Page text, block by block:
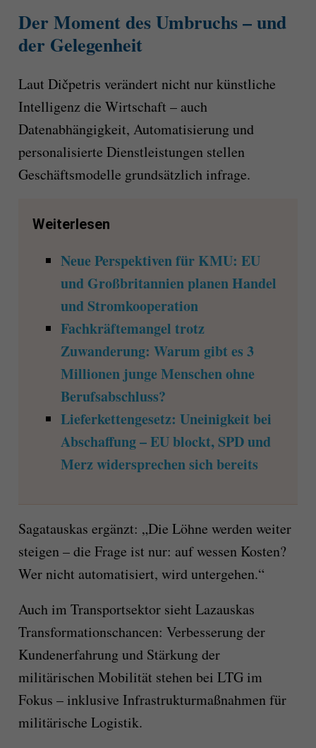
Der Moment des Umbruchs – und
der Gelegenheit
Laut Dičpetris verändert nicht nur künstliche
Intelligenz die Wirtschaft – auch
Datenabhängigkeit, Automatisierung und
personalisierte Dienstleistungen stellen
Geschäftsmodelle grundsätzlich infrage.
Weiterlesen
Neue Perspektiven für KMU: EU
und Großbritannien planen Handel
und Stromkooperation
Fachkräftemangel trotz
Zuwanderung: Warum gibt es 3
Millionen junge Menschen ohne
Berufsabschluss?
Lieferkettengesetz: Uneinigkeit bei
Abschaffung – EU blockt, SPD und
Merz widersprechen sich bereits
Sagatauskas ergänzt: „Die Löhne werden weiter
steigen – die Frage ist nur: auf wessen Kosten?
Wer nicht automatisiert, wird untergehen.“
Auch im Transportsektor sieht Lazauskas
Transformationschancen: Verbesserung der
Kundenerfahrung und Stärkung der
militärischen Mobilität stehen bei LTG im
Fokus – inklusive Infrastrukturmaßnahmen für
militärische Logistik.